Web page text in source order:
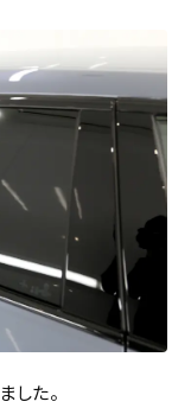
した。